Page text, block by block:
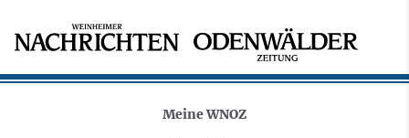
Meine WNOZ